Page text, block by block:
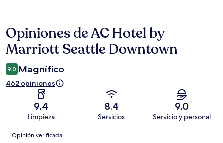
Opiniones
Opiniones de AC Hotel by
Marriott Seattle Downtown
9.0 Magnífico
462 opiniones
9.4
Limpieza
8.4
Servicios
9.0
Servicio y personal
Opiniones
Opinión verificada